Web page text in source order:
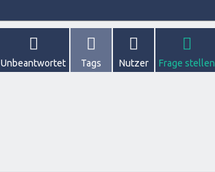
Unbeantwortet Tags Nutzer Frage stellen